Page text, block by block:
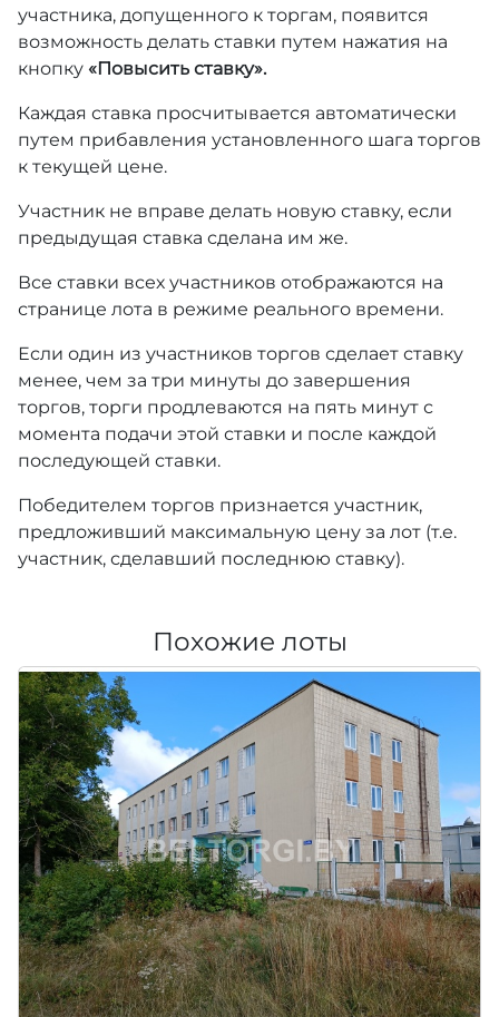
участника, допущенного к торгам, появится
возможность делать ставки путем нажатия на
кнопку «Повысить ставку».
Каждая ставка просчитывается автоматически
путем прибавления установленного шага торгов
к текущей цене.
Участник не вправе делать новую ставку, если
предыдущая ставка сделана им же.
Все ставки всех участников отображаются на
странице лота в режиме реального времени.
Если один из участников торгов сделает ставку
менее, чем за три минуты до завершения
торгов, торги продлеваются на пять минут с
момента подачи этой ставки и после каждой
последующей ставки.
Победителем торгов признается участник,
предложивший максимальную цену за лот (т.е.
участник, сделавший последнюю ставку).
Похожие лоты